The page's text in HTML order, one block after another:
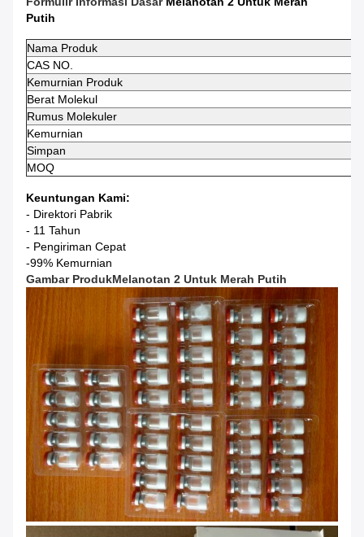
Putih
Nama Produk
CAS NO.
Kemurnian Produk
Berat Molekul
Rumus Molekuler
Kemurnian
Simpan
MOQ
Keuntungan Kami:
- Direktori Pabrik
- 11 Tahun
- Pengiriman Cepat
-99% Kemurnian
Gambar ProdukMelanotan 2 Untuk Merah Putih